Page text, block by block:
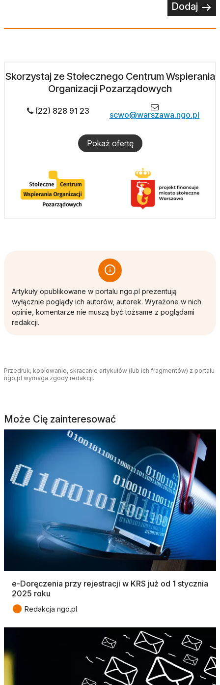
Dodaj
Skorzystaj ze Stołecznego Centrum Wspierania
Organizacji Pozarządowych
(22) 828 91 23 scwo@warszawa.ngo.pl
Pokaż ofertę
Artykuły opublikowane w portalu ngo.pl prezentują
wyłącznie poglądy ich autorów, autorek. Wyrażone w nich
opinie, komentarze nie muszą być tożsame z poglądami
redakcji.
Przedruk, kopiowanie, skracanie artykułów (lub ich fragmentów) z portalu
ngo.pl wymaga zgody redakcji.
Może Cię zainteresować
e-Doręczenia przy rejestracji w KRS już od 1 stycznia
2025 roku
● Redakcja ngo.pl